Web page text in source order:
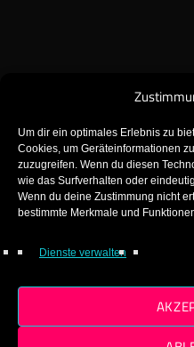
Um dir ein optimales Erlebnis zu
Cookies, um Geräteinformationen
zuzugreifen. Wenn du diesen
wie das Surfverhalten oder
Wenn du deine Zustimmung nicht
bestimmte Merkmale und
Dienste verwalten